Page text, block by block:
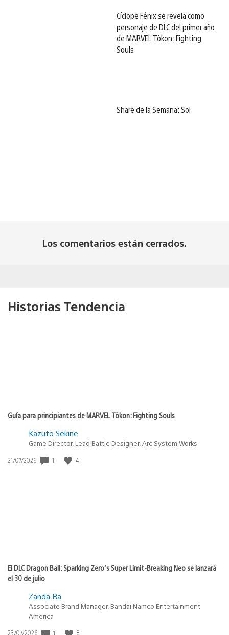
Cíclope Fénix se revela como
personaje de DLC del primer año
de MARVEL Tōkon: Fighting
Souls
Share de la Semana: Sol
Los comentarios están cerrados.
Historias Tendencia
Guía para principiantes de MARVEL Tōkon: Fighting Souls
Kazuto Sekine
Game Director, Lead Battle Designer, Arc System Works
Fecha
21/07/2026 1 4
El DLC Dragon Ball: Sparking Zero’s Super Limit-Breaking Neo se lanzará
el 30 de julio
Zanda Ra
Associate Brand Manager, Bandai Namco Entertainment
America
Fecha
23/07/2026 1 8